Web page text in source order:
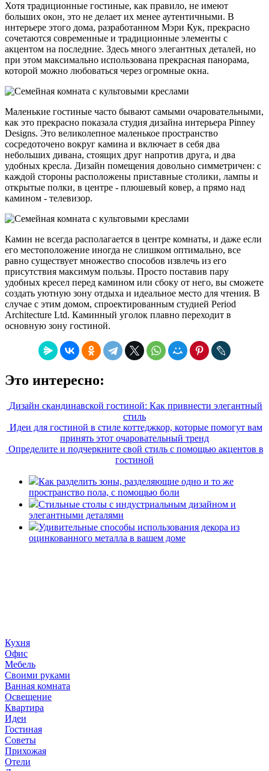
Хотя традиционные гостиные, как правило, не имеют
больших окон, это не делает их менее аутентичными. В
интерьере этого дома, разработанном Мэри Кук, прекрасно
сочетаются современные и традиционные элементы с
акцентом на последние. Здесь много элегантных деталей, но
при этом максимально использована прекрасная панорама,
которой можно любоваться через огромные окна.
Маленькие гостиные часто бывают самыми очаровательными,
как это прекрасно показала студия дизайна интерьера Pinney
Designs. Это великолепное маленькое пространство
сосредоточено вокруг камина и включает в себя два
небольших дивана, стоящих друг напротив друга, и два
удобных кресла. Дизайн помещения довольно симметричен: с
каждой стороны расположены приставные столики, лампы и
открытые полки, в центре - плюшевый ковер, а прямо над
камином - телевизор.
Камин не всегда располагается в центре комнаты, и даже если
его местоположение иногда не слишком оптимально, все
равно существует множество способов извлечь из его
присутствия максимум пользы. Просто поставив пару
удобных кресел перед камином или сбоку от него, вы сможете
создать уютную зону отдыха и идеальное место для чтения. В
случае с этим домом, спроектированным студией Period
Architecture Ltd. Каминный уголок плавно переходит в
основную зону гостиной.
Это интересно:
Дизайн скандинавской гостиной: Как привнести элегантный
стиль
Идеи для гостиной в стиле коттеджкор, которые помогут вам
принять этот очаровательный тренд
Определите и подчеркните свой стиль с помощью акцентов в
гостиной
Как разделить зоны, разделяющие одно и то же
пространство пола, с помощью боли
Стильные столы с индустриальным дизайном и
элегантными деталями
Удивительные способы использования декора из
оцинкованного металла в вашем доме
Кухня
Офис
Мебель
Своими руками
Ванная комната
Освещение
Квартира
Идеи
Гостиная
Советы
Прихожая
Отели